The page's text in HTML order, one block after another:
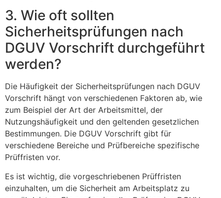
3. Wie oft sollten
Sicherheitsprüfungen nach
DGUV Vorschrift durchgeführt
werden?
Die Häufigkeit der Sicherheitsprüfungen nach DGUV
Vorschrift hängt von verschiedenen Faktoren ab, wie
zum Beispiel der Art der Arbeitsmittel, der
Nutzungshäufigkeit und den geltenden gesetzlichen
Bestimmungen. Die DGUV Vorschrift gibt für
verschiedene Bereiche und Prüfbereiche spezifische
Prüffristen vor.
Es ist wichtig, die vorgeschriebenen Prüffristen
einzuhalten, um die Sicherheit am Arbeitsplatz zu